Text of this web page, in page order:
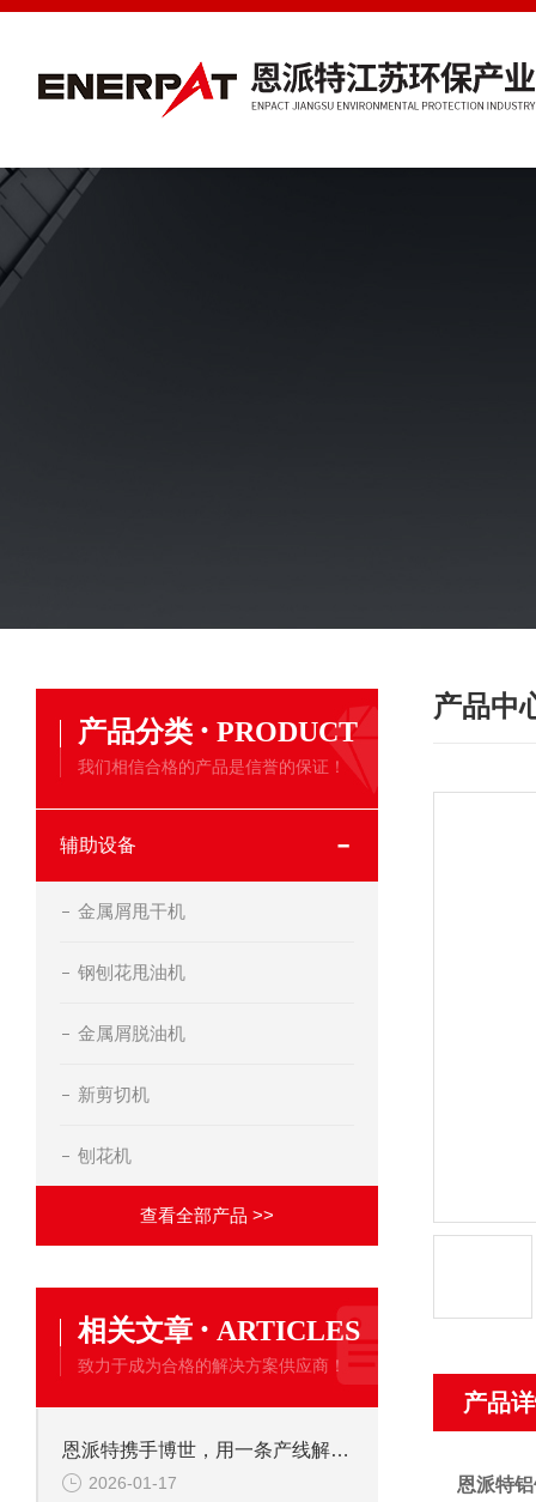
产品分类 · PRODUCT
我们相信合格的产品是信誉的保证！
辅助设备
金属屑甩干机
钢刨花甩油机
金属屑脱油机
新剪切机
刨花机
查看全部产品 >>
相关文章 · ARTICLES
致力于成为合格的解决方案供应商！
恩派特携手博世，用一条产线解决环保+成本两大难题！
2026-01-17
产品中
产品
恩派特